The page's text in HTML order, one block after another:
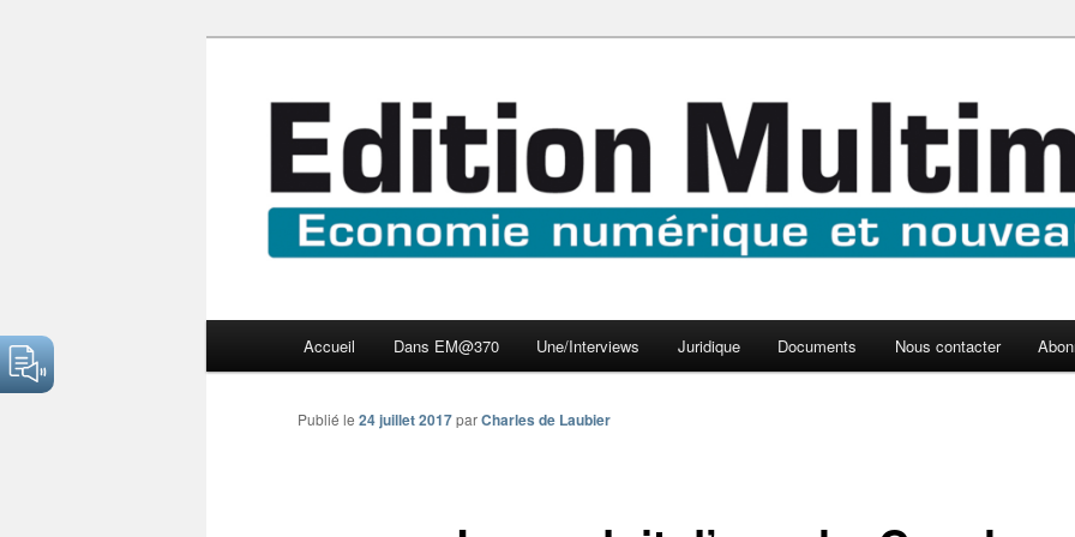
Edition Multimédi@
Accueil Dans EM@370 Une/Interviews Juridique Documents Nous contacter
Publié le 24 juillet 2017parCharles de Laubier